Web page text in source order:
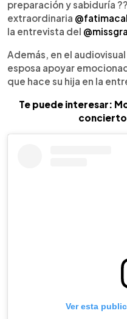
preparación y sabiduría
extraordinaria
la entrevista del
Además, en el
esposa apoyar
que hace su hija en la
Te puede interesar:
concierto
Ver esta